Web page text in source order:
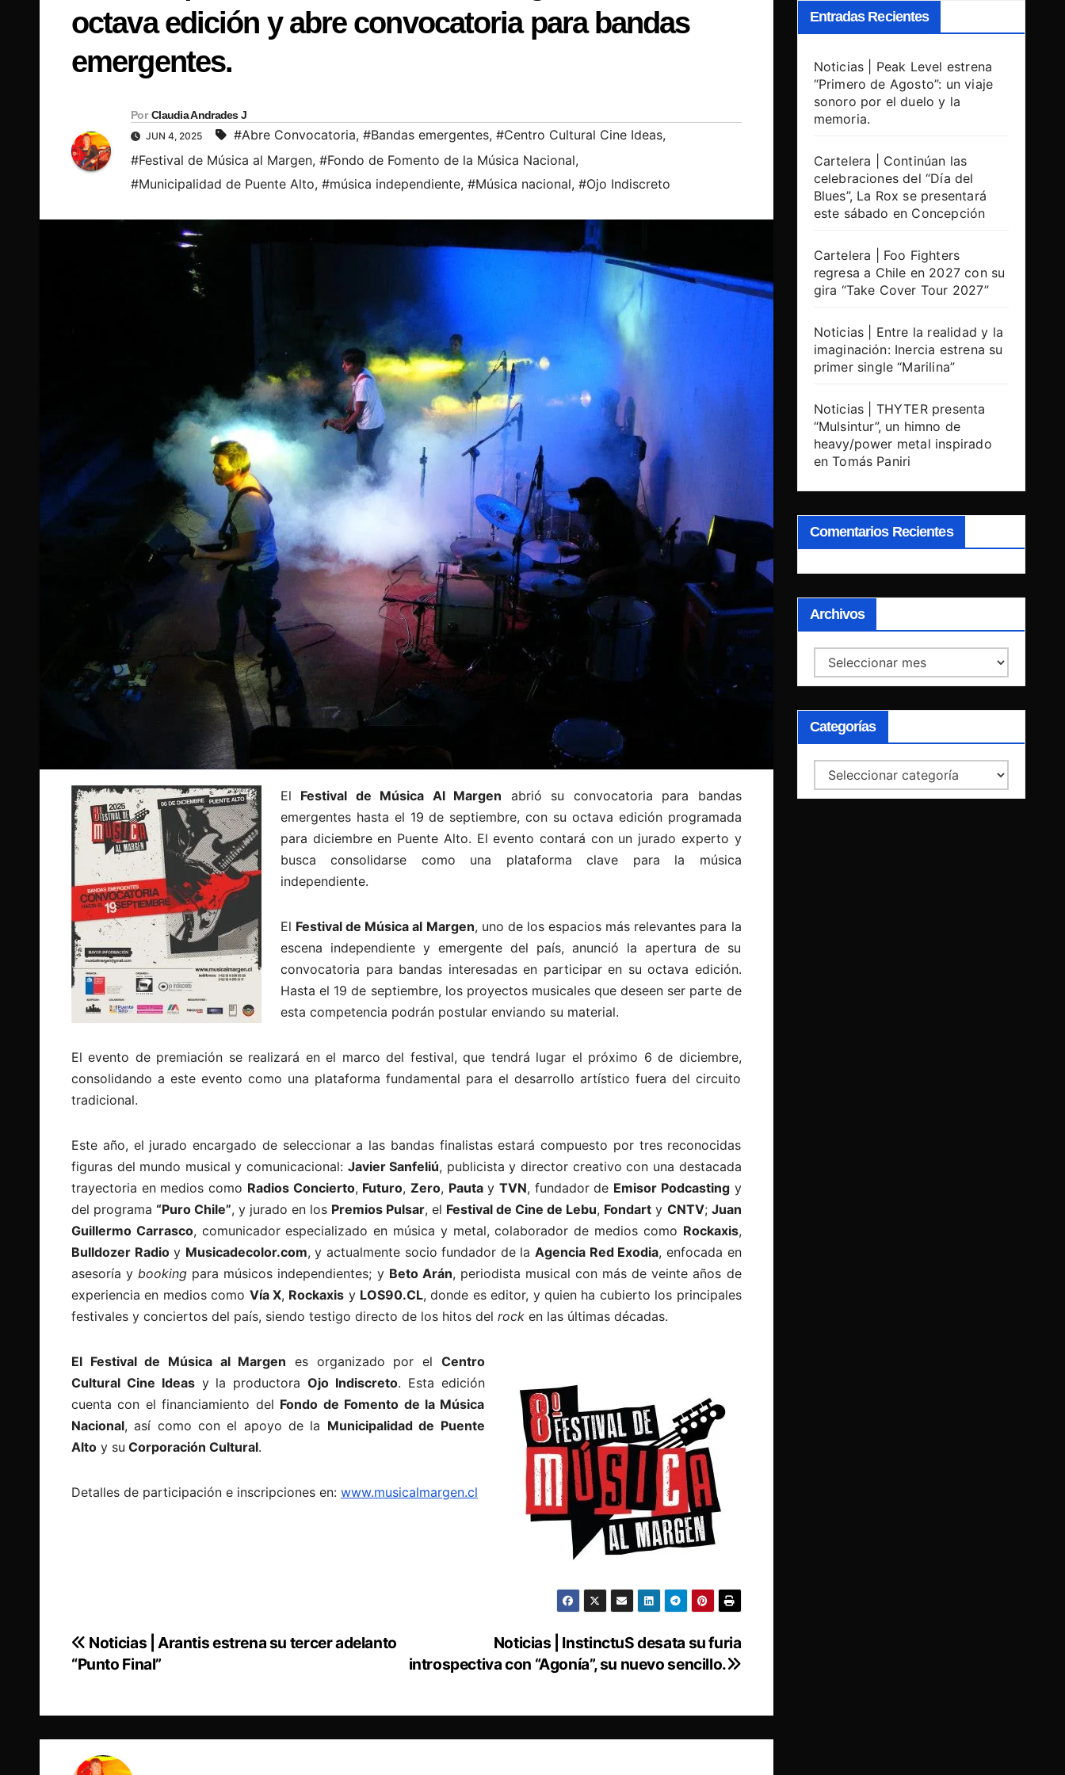
octava edición y abre convocatoria para bandas
emergentes.
Por Claudia Andrades J
JUN 4, 2025 #Abre Convocatoria, #Bandas emergentes, #Centro Cultural Cine Ideas,
#Festival de Música al Margen, #Fondo de Fomento de la Música Nacional,
#Municipalidad de Puente Alto, #música independiente, #Música nacional, #Ojo Indiscreto
El Festival de Música Al Margen abrió su convocatoria para bandas
emergentes hasta el 19 de septiembre, con su octava edición programada
para diciembre en Puente Alto. El evento contará con un jurado experto y
busca consolidarse como una plataforma clave para la música
independiente.
El Festival de Música al Margen, uno de los espacios más relevantes para la
escena independiente y emergente del país, anunció la apertura de su
convocatoria para bandas interesadas en participar en su octava edición.
Hasta el 19 de septiembre, los proyectos musicales que deseen ser parte de
esta competencia podrán postular enviando su material.
El evento de premiación se realizará en el marco del festival, que tendrá lugar el próximo 6 de diciembre,
consolidando a este evento como una plataforma fundamental para el desarrollo artístico fuera del circuito
tradicional.
Este año, el jurado encargado de seleccionar a las bandas finalistas estará compuesto por tres reconocidas
figuras del mundo musical y comunicacional: Javier Sanfeliú, publicista y director creativo con una destacada
trayectoria en medios como Radios Concierto, Futuro, Zero, PautayTVN, fundador de Emisor Podcastingy
del programa“Puro Chile”, y jurado en los Premios Pulsar, el Festival de Cine de Lebu, Fondart y CNTV; Juan
Guillermo Carrasco, comunicador especializado en música y metal, colaborador de medios como Rockaxis,
Bulldozer Radioy Musicadecolor.com, y actualmente socio fundador de laAgencia Red Exodia, enfocada en
asesoría y booking para músicos independientes; y Beto Arán, periodista musical con más de veinte años de
experiencia en medios como Vía X, Rockaxis y LOS90.CL, donde es editor, y quien ha cubierto los principales
festivales y conciertos del país, siendo testigo directo de los hitos del rock en las últimas décadas.
El Festival de Música al Margen es organizado por el Centro
Cultural Cine Ideasy la productoraOjo Indiscreto. Esta edición
cuenta con el financiamiento del Fondo de Fomento de la Música
Nacional, así como con el apoyo de la Municipalidad de Puente
Alto y su Corporación Cultural.
Detalles de participación e inscripciones en: www.musicalmargen.cl
Navegación
entradas
Noticias | InstinctuS desata su furia
introspectiva con “Agonía”, su nuevo sencillo.
Noticias | Arantis estrena su tercer adelanto
“Punto Final”
Entradas Recientes
Noticias | Peak Level estrena
“Primero de Agosto”: un viaje
sonoro por el duelo y la
memoria.
Cartelera | Continúan las
celebraciones del “Día del
Blues”, La Rox se presentará
este sábado en Concepción
Cartelera | Foo Fighters
regresa a Chile en 2027 con su
gira “Take Cover Tour 2027”
Noticias | Entre la realidad y la
imaginación: Inercia estrena su
primer single “Marilina”
Noticias | THYTER presenta
“Mulsintur”, un himno de
heavy/power metal inspirado
en Tomás Paniri
Comentarios Recientes
Archivos
Archivos
Categorías
Categorías